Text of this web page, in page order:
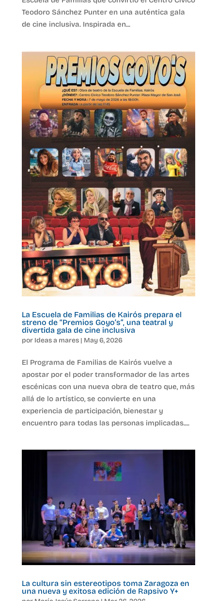
Teodoro Sánchez Punter en una auténtica gala
de cine inclusiva. Inspirada en...
La Escuela de Familias de Kairós prepara el
streno de “Premios Goyo’s”, una teatral y
divertida gala de cine inclusiva
por Ideas a mares| May 6, 2026
El Programa de Familias de Kairós vuelve a
apostar por el poder transformador de las artes
escénicas con una nueva obra de teatro que, más
allá de lo artístico, se convierte en una
experiencia de participación, bienestar y
encuentro para todas las personas implicadas....
La cultura sin estereotipos toma Zaragoza en
una nueva y exitosa edición de Rapsivo Y+